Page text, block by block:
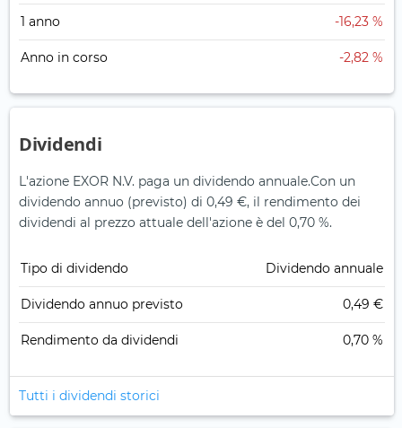
1 anno -16,23 %
Anno in corso -2,82 %
Dividendi
L'azione EXOR N.V. paga un dividendo annuale.Con un
dividendo annuo (previsto) di 0,49 €, il rendimento dei
dividendi al prezzo attuale dell'azione è del 0,70 %.
Tipo di dividendo Dividendo annuale
Dividendo annuo previsto 0,49 €
Rendimento da dividendi 0,70 %
Tutti i dividendi storici